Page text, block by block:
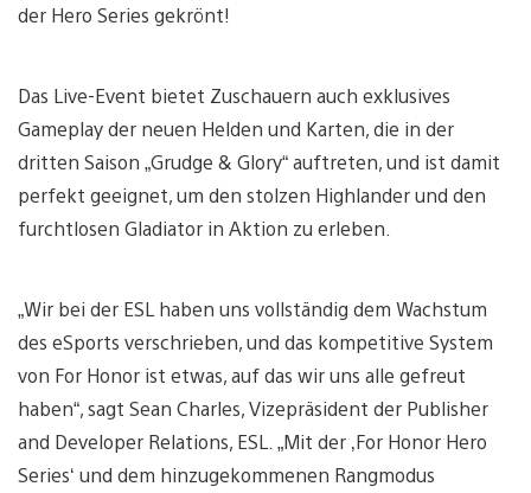
der Hero Series gekrönt!
Das Live-Event bietet Zuschauern auch exklusives
Gameplay der neuen Helden und Karten, die in der
dritten Saison „Grudge & Glory“ auftreten, und ist damit
perfekt geeignet, um den stolzen Highlander und den
furchtlosen Gladiator in Aktion zu erleben.
„Wir bei der ESL haben uns vollständig dem Wachstum
des eSports verschrieben, und das kompetitive System
von For Honor ist etwas, auf das wir uns alle gefreut
haben“, sagt Sean Charles, Vizepräsident der Publisher
and Developer Relations, ESL. „Mit der ‚For Honor Hero
Series‘ und dem hinzugekommenen Rangmodus